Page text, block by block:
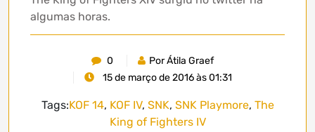
algumas horas.
0
Por Átila Graef
15 de março de 2016 às 01:31
Tags:KOF 14, KOF IV, SNK, SNK Playmore, The
King of Fighters IV